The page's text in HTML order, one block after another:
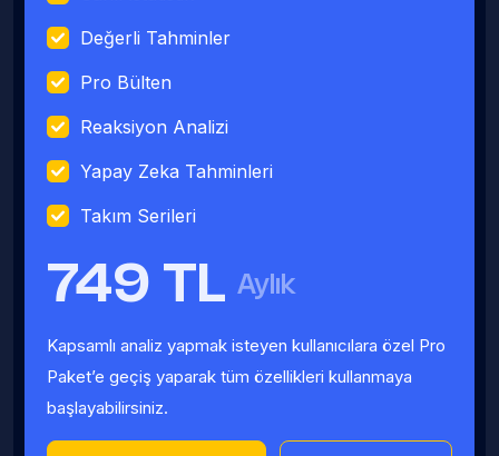
Değerli Tahminler
Pro Bülten
Reaksiyon Analizi
Yapay Zeka Tahminleri
Takım Serileri
749 TL Aylık
Kapsamlı analiz yapmak isteyen kullanıcılara özel Pro
Paket’e geçiş yaparak tüm özellikleri kullanmaya
başlayabilirsiniz.